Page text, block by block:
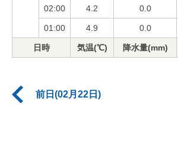
02:00 4.2 0.0
01:00 4.9 0.0
日時 気温(℃) 降水量(mm)
前日(02月22日)